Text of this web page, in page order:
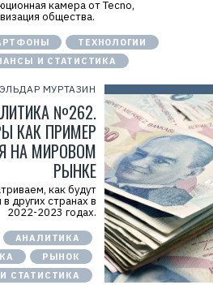
камера от Tecno,
общества.
ТЕХНОЛОГИИ
И СТАТИСТИКА
ЭЛЬДАР МУРТАЗИН
№262.
КАК ПРИМЕР
НА МИРОВОМ
РЫНКЕ
как будут
других странах в
2022-2023 годах.
АНАЛИТИКА
РЫНОК
СТАТИСТИКА